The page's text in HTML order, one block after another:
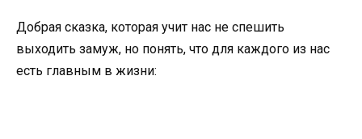
Добрая сказка, которая учит нас не спешить
выходить замуж, но понять, что для каждого из нас
есть главным в жизни: